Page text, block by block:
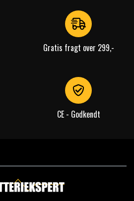
Gratis fragt over 299,-
CE - Godkendt